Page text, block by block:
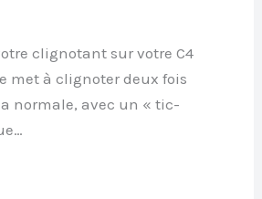
clignotant sur votre C4
met à clignoter deux fois
normale, avec un « tic-